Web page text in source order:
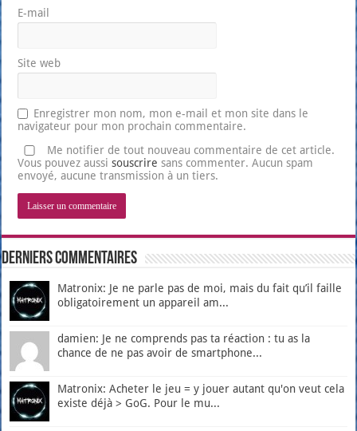
E-mail
Site web
Enregistrer mon nom, mon e-mail et mon site dans le
navigateur pour mon prochain commentaire.
Me notifier de tout nouveau commentaire de cet article.
Vous pouvez aussisouscrire sans commenter. Aucun spam
envoyé, aucune transmission à un tiers.
Derniers Commentaires
Matronix: Je ne parle pas de moi, mais du fait qu’il faille
obligatoirement un appareil am...
damien: Je ne comprends pas ta réaction : tu as la
chance de ne pas avoir de smartphone...
Matronix: Acheter le jeu = y jouer autant qu'on veut cela
existe déjà > GoG. Pour le mu...